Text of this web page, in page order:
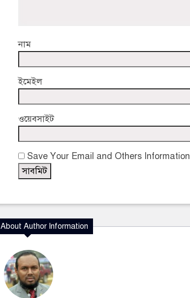
নাম
ইমেইল
ওয়েবসাইট
Save Your Email and Others Information
About Author Information